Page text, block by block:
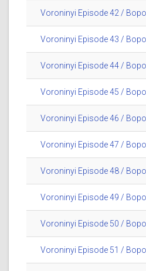
Voroninyi Episode 42 /
Voroninyi Episode 43 /
Voroninyi Episode 44 /
Voroninyi Episode 45 /
Voroninyi Episode 46 /
Voroninyi Episode 47 /
Voroninyi Episode 48 /
Voroninyi Episode 49 /
Voroninyi Episode 50 /
Voroninyi Episode 51 /